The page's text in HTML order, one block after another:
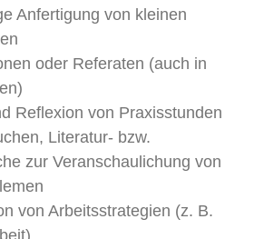
Anfertigung von kleinen
oder Referaten (auch in
Reflexion von Praxisstunden
Literatur- bzw.
zur Veranschaulichung von
von Arbeitsstrategien (z. B.